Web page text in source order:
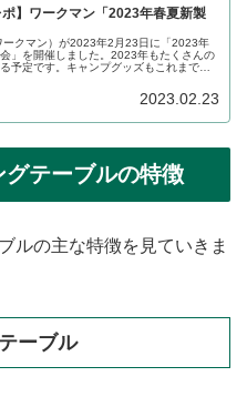
ポ】ワークマン「2023年春夏新製
ークマン）が2023年2月23日に「2023年
」を開催しました。2023年もたくさんの
予定です。キャンプグッズもこれまで以
2023.02.23
テーブルの特徴
ルの主な特徴を見ていきま
ーブル